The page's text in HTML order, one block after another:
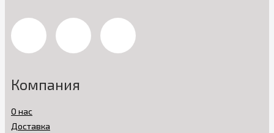
Компания
О нас
Доставка